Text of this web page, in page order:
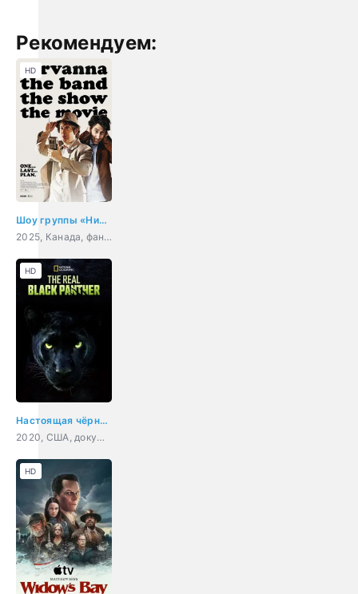
Рекомендуем:
Шоу группы «Нирванна». Фильм
2025, Канада, фантастика, комедия, приключения
HD
Настоящая чёрная пантера
2020, США, документальный, короткометражка
HD
HD